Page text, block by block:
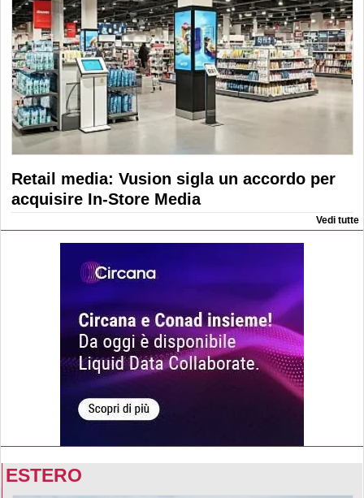
Retail media: Vusion sigla un accordo per
acquisire In-Store Media
Vedi tutte
ESTERO